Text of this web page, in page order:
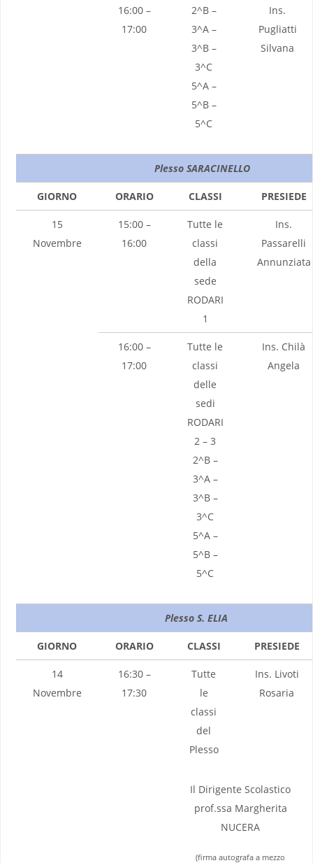
16:00 –
17:00
2^B –
3^A –
3^B –
3^C
5^A –
5^B –
5^C
Ins.
Pugliatti
Silvana
Plesso SARACINELLO
GIORNO ORARIO CLASSI PRESIEDE
15
Novembre
15:00 –
16:00
Tutte le
classi
della
sede
RODARI
1
Ins.
Passarelli
Annunziata
16:00 –
17:00
Tutte le
classi
delle
sedi
RODARI
2 – 3
2^B –
3^A –
3^B –
3^C
5^A –
5^B –
5^C
Ins. Chilà
Angela
Plesso S. ELIA
GIORNO ORARIO CLASSI PRESIEDE
14
Novembre
16:30 –
17:30
Tutte
le
classi
del
Plesso
Ins. Livoti
Rosaria
Il Dirigente Scolastico
prof.ssa Margherita
NUCERA
(firma autografa a mezzo